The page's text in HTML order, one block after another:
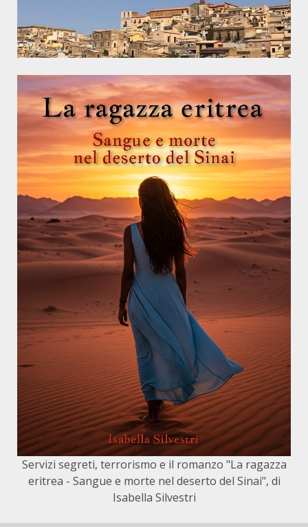
Servizi segreti, terrorismo e il romanzo "La ragazza
eritrea - Sangue e morte nel deserto del Sinai", di
Isabella Silvestri